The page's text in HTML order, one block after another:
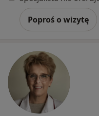
Poproś o wizytę